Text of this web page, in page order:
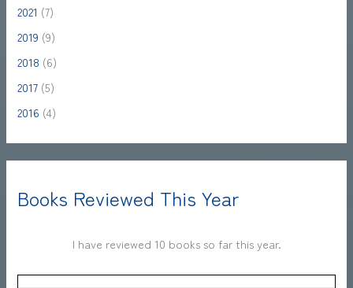
2021 (7)
2019 (9)
2018 (6)
2017 (5)
2016 (4)
Books Reviewed This Year
I have reviewed 10 books so far this year.